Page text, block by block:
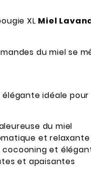
XL Miel
du miel se
idéale
du miel
et relaxante
cocooning et
et apaisantes